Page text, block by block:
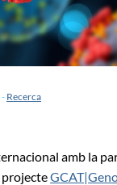
- Recerca
amb la